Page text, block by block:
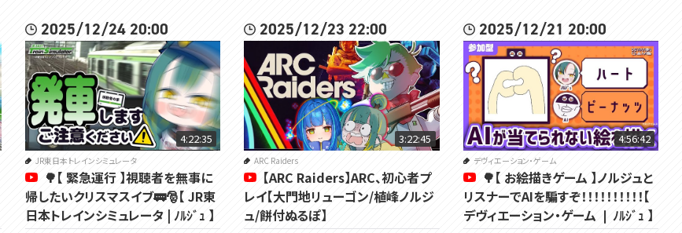
2025/12/24 20:00
4:22:35
JR東日本トレインシミュレータ
🌳【 緊急運行 】視聴者を無事に
帰したいクリスマスイブ🚃🎅【 JR東
日本トレインシミュレータ | ﾉﾙｼﾞｭ 】
2025/12/23 22:00
3:22:45
ARC Raiders
【ARC Raiders】ARC、初心者プ
レイ【大門地リューゴン/植峰ノルジ
ュ/餅付ぬるぽ】
2025/12/21 20:00
4:56:42
デヴィエーション・ゲーム
🌳【 お絵描きゲーム 】ノルジュと
リスナーでAIを騙すぞ！！！！！！！！！！【
デヴィエーション・ゲーム ❘ ﾉﾙｼﾞｭ 】